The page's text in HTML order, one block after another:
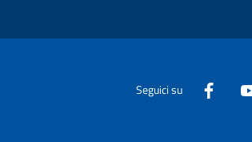
Seguici su